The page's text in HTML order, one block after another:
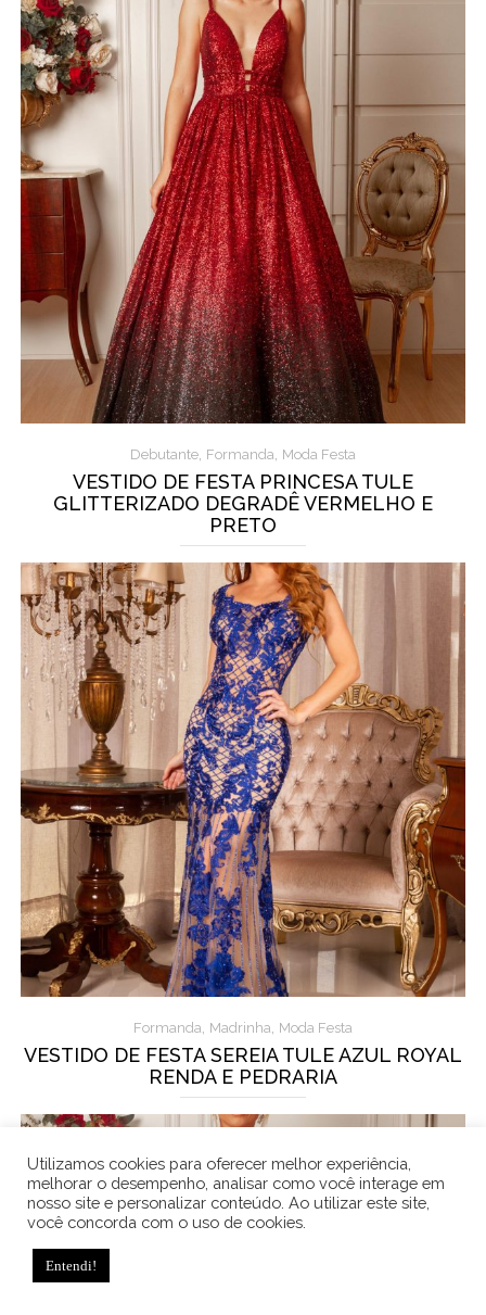
Debutante, Formanda, Moda Festa
VESTIDO DE FESTA PRINCESA TULE
GLITTERIZADO DEGRADÊ VERMELHO E
PRETO
Formanda, Madrinha, Moda Festa
VESTIDO DE FESTA SEREIA TULE AZUL ROYAL
RENDA E PEDRARIA
Utilizamos cookies para oferecer melhor experiência,
melhorar o desempenho, analisar como você interage em
nosso site e personalizar conteúdo. Ao utilizar este site,
você concorda com o uso de cookies.
Entendi!